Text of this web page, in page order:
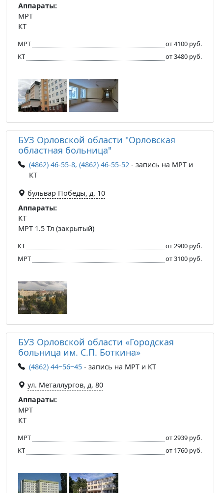
Аппараты:
МРТ
КТ
МРТ
от 4100 руб.
КТ
от 3480 руб.
БУЗ Орловской области "Орловская
областная больница"
(4862) 46-55-8, (4862) 46-55-52 - запись на МРТ и
КТ
бульвар Победы, д. 10
Аппараты:
КТ
МРТ 1.5 Тл (закрытый)
КТ
от 2900 руб.
МРТ
от 3100 руб.
БУЗ Орловской области «Городская
больница им. С.П. Боткина»
(4862) 44‒56‒45 - запись на МРТ и КТ
ул. Металлургов, д. 80
Аппараты:
МРТ
КТ
МРТ
от 2939 руб.
КТ
от 1760 руб.